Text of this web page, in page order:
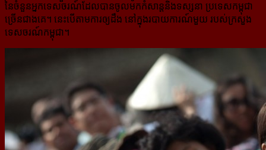
នៃចំនួនអ្នកទេសចរណ៍ដែលបានចូល​មក​កំសាន្តនិងទស្សនា ប្រទេសកម្ពុជា
ច្រើនជាងគេ។ នេះបើតាមការឲ្យដឹង នៅក្នុងរបាយការណ៍មួយ របស់ក្រសួង
ទេសចរណ៍​កម្ពុជា។